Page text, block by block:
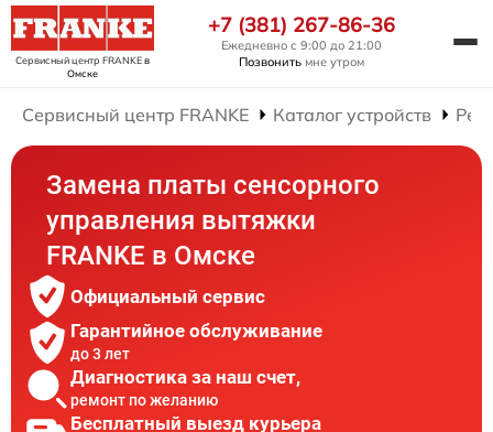
Сервисный центр FRANKEв
Омске
+7 (381) 267-86-36
Ежедневно с 9:00 до 21:00
Позвонить мне утром
Сервисный центр FRANKE Каталог устройств
Замена платы сенсорного
управления вытяжки
FRANKE в Омске
Официальный сервис
Гарантийное обслуживание
до 3 лет
Диагностика за наш счет,
ремонт по желанию
Бесплатный выезд курьера